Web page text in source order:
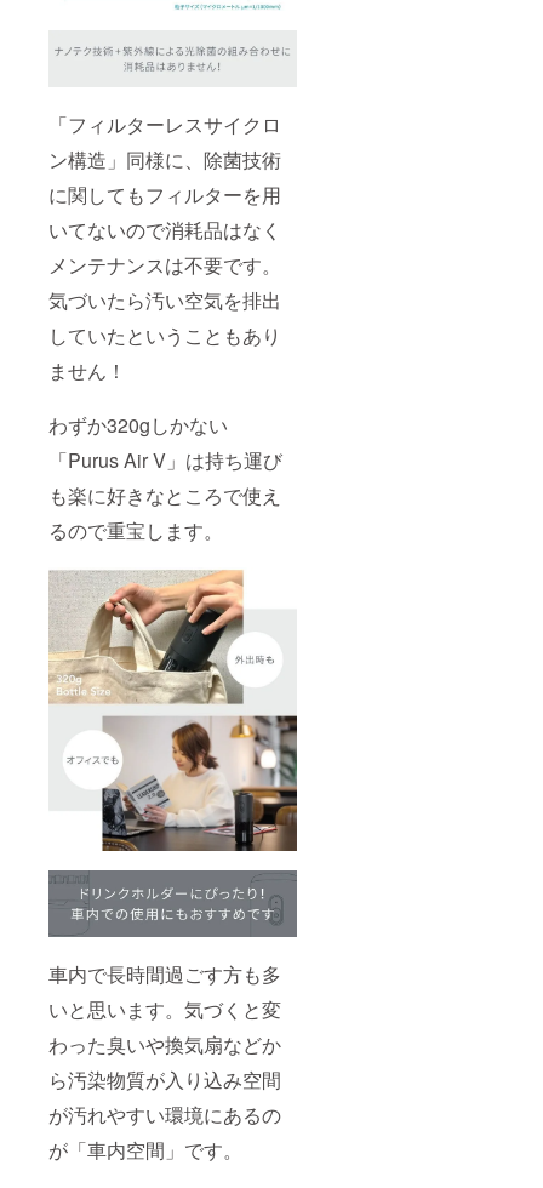
「フィルターレスサイクロ
ン構造」同様に、除菌技術
に関してもフィルターを用
いてないので消耗品はなく
メンテナンスは不要です。
気づいたら汚い空気を排出
していたということもあり
ません！
わずか320gしかない
「Purus Air V」は持ち運び
も楽に好きなところで使え
るので重宝します。
車内で長時間過ごす方も多
いと思います。気づくと変
わった臭いや換気扇などか
ら汚染物質が入り込み空間
が汚れやすい環境にあるの
が「車内空間」です。